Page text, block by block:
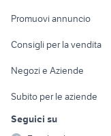
Fotografia
Telefonia
Promuovi annuncio
Consigli per la vendita
Negozi e Aziende
Subito per le aziende
Seguici su